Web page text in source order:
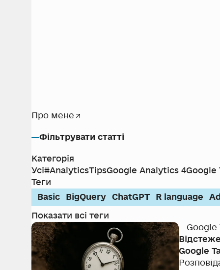
Про мене
Фільтрувати статті
Категорія
Усі#AnalyticsTipsGoogle Analytics 4Google
Теги
Basic
BigQuery ChatGPT R language
Показати всі теги
Google
Google